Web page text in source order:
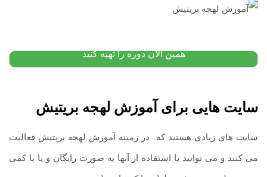
همین الان دوره را تهیه کنید
سایت هایی برای آموزش لهجه بریتیش
سایت های زیادی هستند که در زمینه آموزش لهجه بریتیش فعالیت
می کنند و می توانید با استفاده از آنها به صورت رایگان و یا با کمی